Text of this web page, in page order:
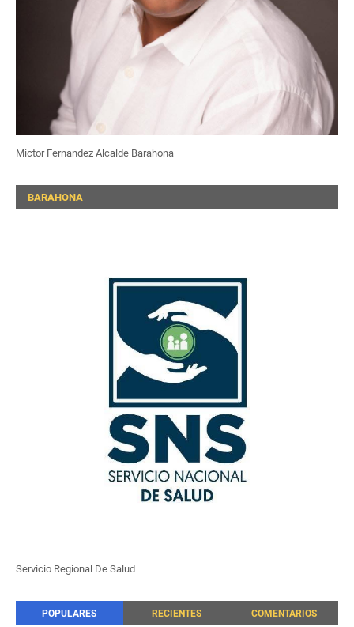
Mictor Fernandez Alcalde Barahona
BARAHONA
Servicio Regional De Salud
POPULARES RECIENTES COMENTARIOS